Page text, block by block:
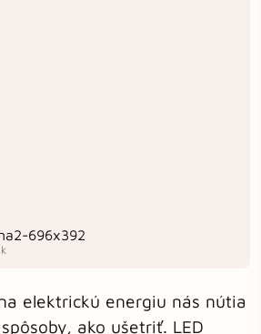
elektrickú energiu nás nútia
ako ušetriť. LED